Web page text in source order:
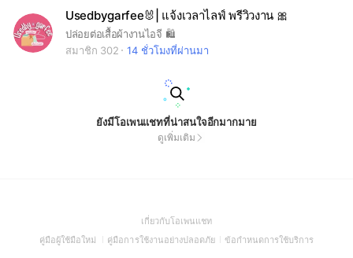
Usedbygarfee🐰| แจ้งเวลาไลฟ์ พรีวิวงาน 🎀
ปล่อยต่อเสื้อผ้างานไอจี 🛍️
สมาชิก 302
14 ชั่วโมงที่ผ่านมา
ยังมีโอเพนแชทที่น่าสนใจอีกมากมาย
ดูเพิ่มเติม
เกี่ยวกับโอเพนแชท(Open
in
คู่มือผู้ใช้มือใหม่
(Open
คู่มือการใช้งานอย่างปลอดภัย(Open
ข้อกำหนดการใช้บริการ(Open